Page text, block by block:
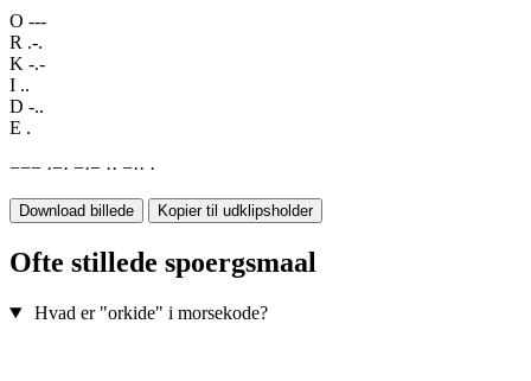
O ---
R .-.
K -.-
I ..
D -..
E .
−−− ·−· −·− ·· −·· ·
Download billede Kopier til udklipsholder
Ofte stillede spoergsmaal
Hvad er "orkide" i morsekode?